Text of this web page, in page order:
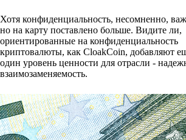
Хотя конфиденциальность, несомненно,
но на карту поставлено больше. Видите ли,
ориентированные на конфиденциальность
криптовалюты, как CloakCoin, добавляют
один уровень ценности для отрасли -
взаимозаменяемость.